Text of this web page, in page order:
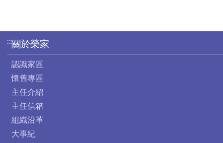
:::關於榮家
認識家區
懷舊專區
主任介紹
主任信箱
組織沿革
大事紀